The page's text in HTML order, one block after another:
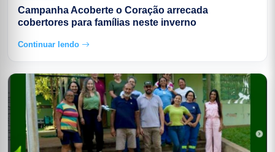
Campanha Acoberte o Coração arrecada
cobertores para famílias neste inverno
Continuar lendo